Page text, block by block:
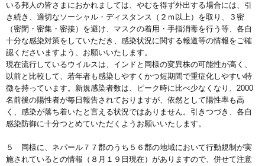
いる邦人の皆さまにおかれましては、やむを得ず外出する場合には、引
き続き、適切なソーシャル・ディスタンス（２ｍ以上）を取り、３密
（密閉・密集・密接）を避け、マスクの着用・手指消毒を行う等、各自
十分な感染対策をしていただき、感染状況に関する報道等の情報をご確
認くださいますよう、お願いいたします。
現在流行しているウイルスは、インドと同様の変異株の可能性が高く、
以前と比較して、若年者も感染しやすくかつ短期間で重症化しやすい特
徴を持っています。新規感染者数は、ピーク時に比べ少なくなり、2000
名前後の陽性者が毎日報告されておりますが、依然として陽性率も高
く、感染が落ち着いたと言える状況ではありません。引きつづき、各自
感染防御に十分つとめていただくようお願いいたします。
５ 同様に、ネパール７７郡のうち５６郡の地域において行動規制が実
施されているとの情報（８月１９日現在）がありますので、併せて注意